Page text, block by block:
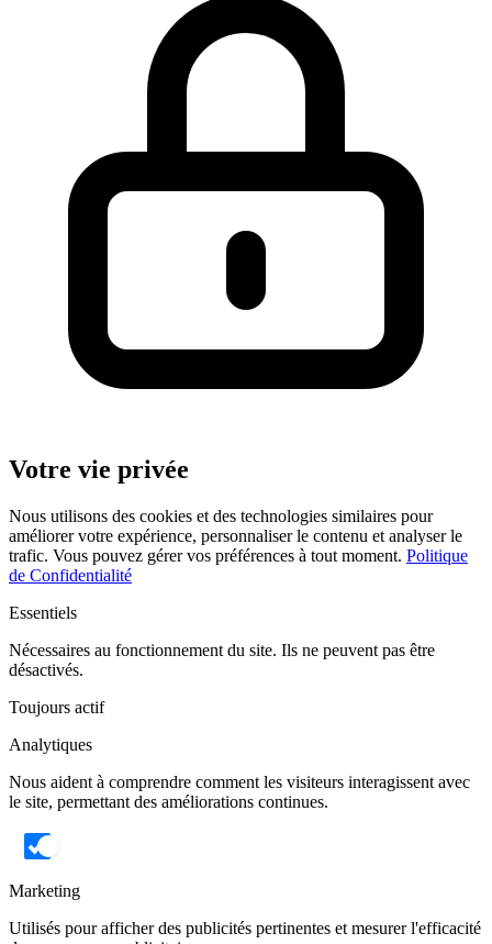
Votre vie privée
Nous utilisons des cookies et des technologies similaires pour
améliorer votre expérience, personnaliser le contenu et analyser le
trafic. Vous pouvez gérer vos préférences à tout moment. Politique
de Confidentialité
Essentiels
Nécessaires au fonctionnement du site. Ils ne peuvent pas être
désactivés.
Toujours actif
Analytiques
Nous aident à comprendre comment les visiteurs interagissent avec
le site, permettant des améliorations continues.
Marketing
Utilisés pour afficher des publicités pertinentes et mesurer l'efficacité